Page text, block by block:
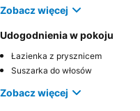
Zobacz więcej
Udogodnienia w pokoju
Łazienka z prysznicem
Suszarka do włosów
Zobacz więcej